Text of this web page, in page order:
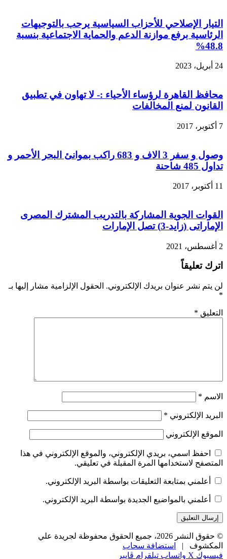
التيار الإصلاحي للأحزاب السياسية يرحب بالتوجيهات
الرئاسية برفع موازنة الدعم والحماية الاجتماعية بنسبة
48.8%
24 أبريل، 2023
محافظ القاهرة لرؤساء الأحياء :- لا تهاون في تطبيق
القانون لمنع المخالفات
7 أكتوبر، 2017
وصول و سفر 3 الاف و 683 راكب بموانئ البحر الأحمر و
تداول 485 شاحنة
11 أكتوبر، 2017
القوات الجوية المشاركة بالتدريب المشترك المصرى
الإماراتى (زايد-3) تصل الإمارات
2 أغسطس، 2021
اترك تعليقاً
لن يتم نشر عنوان بريدك الإلكتروني. الحقول الإلزامية مشار إليها بـ
*
التعليق *
الاسم *
البريد الإلكتروني *
الموقع الإلكتروني
احفظ اسمي، بريدي الإلكتروني، والموقع الإلكتروني في هذا
المتصفح لاستخدامها المرة المقبلة في تعليقي.
أعلمني بمتابعة التعليقات بواسطة البريد الإلكتروني.
أعلمني بالمواضيع الجديدة بواسطة البريد الإلكتروني.
© حقوق النشر 2026، جميع الحقوق محفوظة لجريدة علي
المكشوف |
استضافة سحاب
فيسبوك ‫X واتساب تيلقرام ڤايبر